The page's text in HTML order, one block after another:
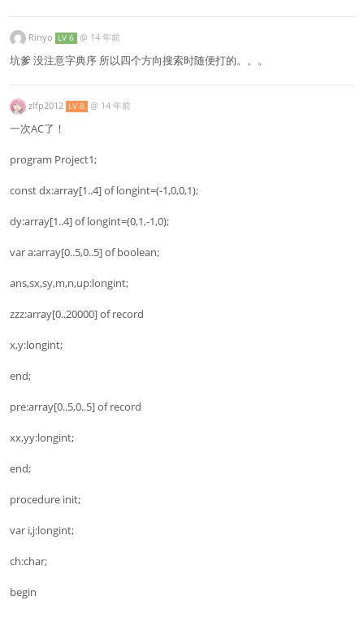
Rinyo LV 6 @ 14 年前
坑爹 没注意字典序 所以四个方向搜索时随便打的。。。
zlfp2012 LV 8 @ 14 年前
一次AC了！
program Project1;
const dx:array[1..4] of longint=(-1,0,0,1);
dy:array[1..4] of longint=(0,1,-1,0);
var a:array[0..5,0..5] of boolean;
ans,sx,sy,m,n,up:longint;
zzz:array[0..20000] of record
x,y:longint;
end;
pre:array[0..5,0..5] of record
xx,yy:longint;
end;
procedure init;
var i,j:longint;
ch:char;
begin